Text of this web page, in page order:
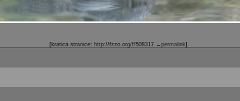
[kratica stranice: http://fzzo.org/f/508317 ←permalink]